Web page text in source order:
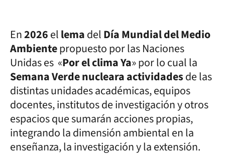
En2026ellemadelDía Mundial del Medio
Ambientepropuesto por las Naciones
Unidas es «Por el clima Ya» por lo cual la
Semana Verde nucleara actividadesde las
distintas unidades académicas, equipos
docentes, institutos de investigación y otros
espacios que sumarán acciones propias,
integrando la dimensión ambiental en la
enseñanza, la investigación y la extensión.